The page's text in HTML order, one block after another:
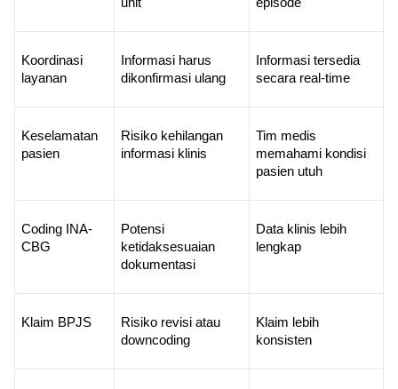
unit
episode
Koordinasi
layanan
Informasi harus
dikonfirmasi ulang
Informasi tersedia
secara real-time
Keselamatan
pasien
Risiko kehilangan
informasi klinis
Tim medis
memahami kondisi
pasien utuh
Coding INA-
CBG
Potensi
ketidaksesuaian
dokumentasi
Data klinis lebih
lengkap
Klaim BPJS
Risiko revisi atau
downcoding
Klaim lebih
konsisten